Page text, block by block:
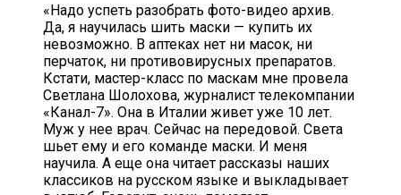
«Надо успеть разобрать фото-видео архив.
Да, я научилась шить маски — купить их
невозможно. В аптеках нет ни масок, ни
перчаток, ни противовирусных препаратов.
Кстати, мастер-класс по маскам мне провела
Светлана Шолохова, журналист телекомпании
«Канал-7». Она в Италии живет уже 10 лет.
Муж у нее врач. Сейчас на передовой. Света
шьет ему и его команде маски. И меня
научила. А еще она читает рассказы наших
классиков на русском языке и выкладывает